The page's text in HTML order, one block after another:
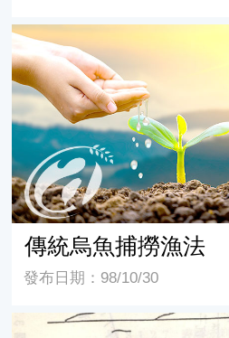
傳統烏魚捕撈漁法
傳統烏魚捕撈漁法
發布日期：98/10/30
烏魚流刺網(底部鐵環)